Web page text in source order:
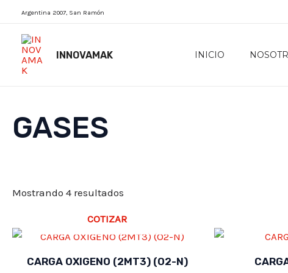
content
Argentina 2007, San Ramón
INNOVAMAK INICIO
GASES
Mostrando 4 resultados
popularidad
COTIZAR
CARGA OXIGENO (2MT3) (O2-N)